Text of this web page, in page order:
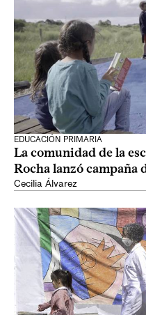
EDUCACIÓN PRIMARIA
La comunidad de la
Rocha lanzó campaña
Cecilia Álvarez